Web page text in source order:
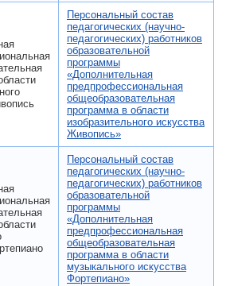
Персональный состав
педагогических (научно-
педагогических) работников
образовательной
программы
«Дополнительная
предпрофессиональная
общеобразовательная
программа в области
изобразительного искусства
Живопись»
Персональный состав
педагогических (научно-
педагогических) работников
образовательной
программы
«Дополнительная
предпрофессиональная
общеобразовательная
программа в области
музыкального искусства
Фортепиано»